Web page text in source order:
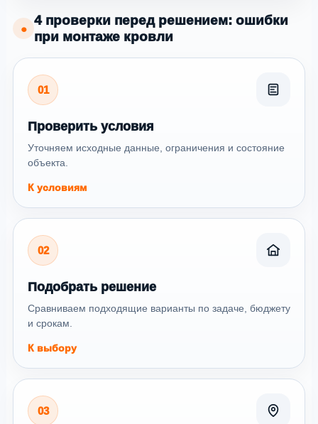
●
4 проверки перед решением: ошибки
при монтаже кровли
01
Проверить условия
Уточняем исходные данные, ограничения и состояние
объекта.
К условиям
02
Подобрать решение
Сравниваем подходящие варианты по задаче, бюджету
и срокам.
К выбору
03